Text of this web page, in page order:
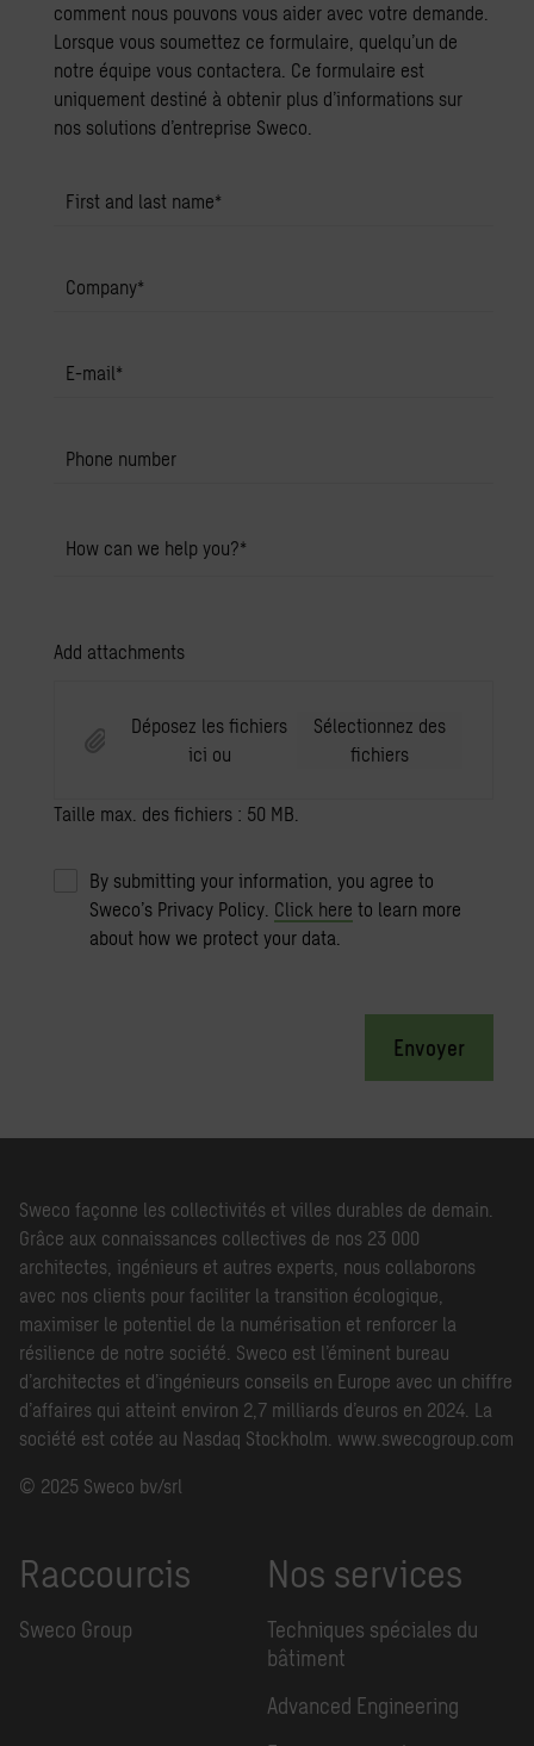
comment nous pouvons vous aider avec votre demande.
Lorsque vous soumettez ce formulaire, quelqu’un de
notre équipe vous contactera. Ce formulaire est
uniquement destiné à obtenir plus d’informations sur
nos solutions d’entreprise Sweco.
First and last name*
Company*
E-mail*
Phone number
How can we help you?*
Add attachments
Déposez les fichiers
ici ou
Sélectionnez des
fichiers
Taille max. des fichiers : 50 MB.
By submitting your information, you agree to
Sweco’s Privacy Policy. Click here to learn more
about how we protect your data.
Envoyer
Sweco façonne les collectivités et villes durables de demain.
Grâce aux connaissances collectives de nos 23 000
architectes, ingénieurs et autres experts, nous collaborons
avec nos clients pour faciliter la transition écologique,
maximiser le potentiel de la numérisation et renforcer la
résilience de notre société. Sweco est l’éminent bureau
d’architectes et d’ingénieurs conseils en Europe avec un chiffre
d’affaires qui atteint environ 2,7 milliards d’euros en 2024. La
société est cotée au Nasdaq Stockholm. www.swecogroup.com
© 2025 Sweco bv/srl
Raccourcis
Sweco Group
Nos services
Techniques spéciales du
bâtiment
Advanced Engineering